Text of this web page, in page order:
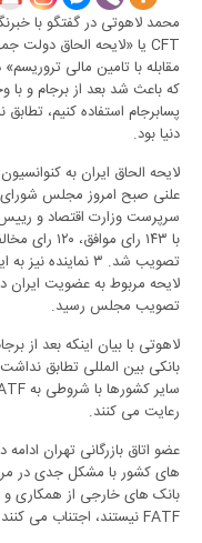
محمد لاهوتی در گفتگو با
CFT یا «لایحه الحاق دولت
مقابله با تامین مالی
که باعث شد بعد از برجام و با
پسابرجام استفاده کنیم،
دنیا بود.
لایحه الحاق ایران به
علنی صبح امروز مجلس شورای
سرپرست وزارت اقتصاد و
تصویب شد. ۳
لایحه مربوط به عضویت ایران
تصویب مجلس رسید.
لاهوتی با بیان اینکه بعد از
بانکی بین المللی تطابق
سایر کشورها با شروطی به
رعایت می کنند.
عضو اتاق بازرگانی تهران
های کشور با مشکل جدی در
بانک های خارجی از همکاری و
FATFنیستند، اجتناب می